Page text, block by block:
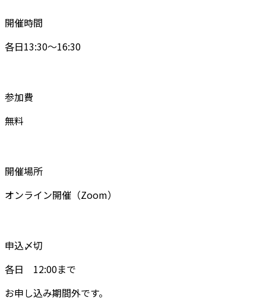
開催時間
各日13:30～16:30
参加費
無料
開催場所
オンライン開催（Zoom）
申込〆切
各日 12:00まで
お申し込み期間外です。